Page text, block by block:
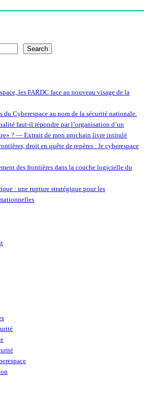
Search
les FARDC face au nouveau visage de la
du Cyberespace au nom de la sécurité nationale.
faut-il répondre par l’organisation d’un
? — Extrait de mon prochain livre intitulé
droit en quête de repères : le cyberespace
des frontières dans la couche logicielle du
: une rupture stratégique pour les